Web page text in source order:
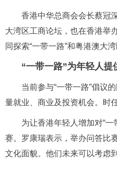
香港中华总商会会长蔡冠
大湾区工商论坛，也在香港举
同探索“一带一路”和粤港澳大
“一带一路”为年轻人提
当前参与“一带一路”倡议
量就业、商业及投资机会。时
为让香港年轻人增加对“
赛。罗康瑞表示，举办问答比
文化面貌。他们未来可以考虑